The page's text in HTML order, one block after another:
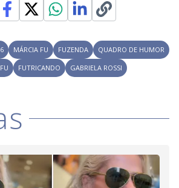
MÁRCIA FU FUZENDA
QUADRO DE HUMOR
FUTRICANDO GABRIELA ROSSI